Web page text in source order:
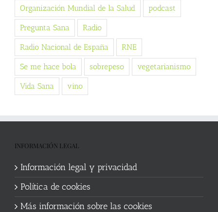
Organización Mundial de la Salud podcast
Pregunta Sana Radio
Radio Nacional de España RNE
Se me hace bola sobrepeso vegetarianismo
Vida Sana vino
INFORMACIÓN LEGAL
Información legal y privacidad
Política de cookies
Más información sobre las cookies